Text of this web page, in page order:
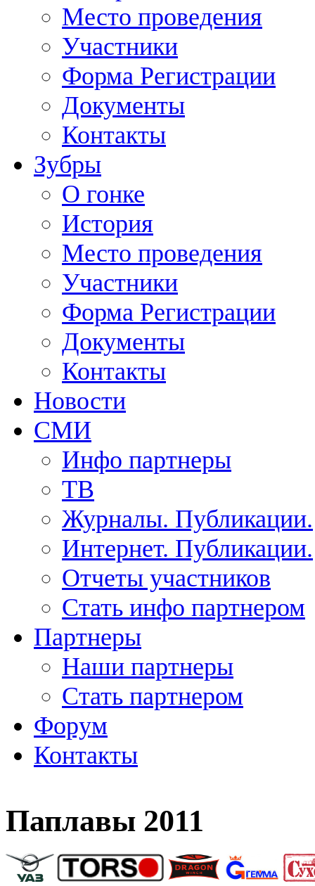
Место проведения
Участники
Форма Регистрации
Документы
Контакты
Зубры
О гонке
История
Место проведения
Участники
Форма Регистрации
Документы
Контакты
Новости
СМИ
Инфо партнеры
ТВ
Журналы. Публикации.
Интернет. Публикации.
Отчеты участников
Стать инфо партнером
Партнеры
Наши партнеры
Стать партнером
Форум
Контакты
Паплавы 2011